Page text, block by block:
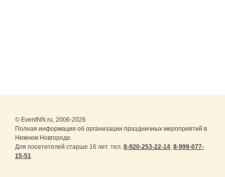
© EventNN.ru, 2006-2026
Полная информация об организации праздничных мероприятий в
Нижнем Новгороде.
Для посетителей старше 16 лет. тел. 8-920-253-22-14, 8-999-077-
15-51